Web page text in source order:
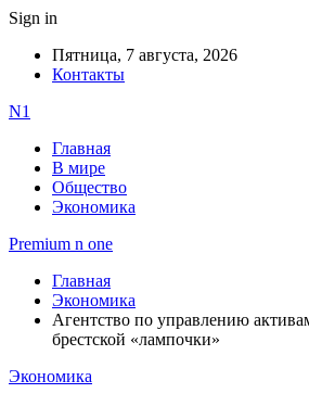
Sign in
Пятница, 7 августа, 2026
Контакты
N1
Главная
В мире
Общество
Экономика
Premium n one
Главная
Экономика
Агентство по управлению
брестской «лампочки»
Экономика